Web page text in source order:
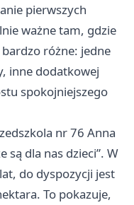
pierwszych
ważne tam, gdzie
różne: jedne
inne dodatkowej
spokojniejszego
nr 76 Anna
są dla nas dzieci”. W
do dyspozycji jest
To pokazuje,